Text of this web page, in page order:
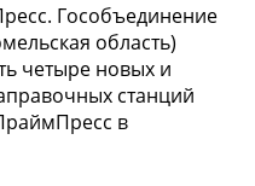
Гособъединение
область)
четыре новых и
станций
в